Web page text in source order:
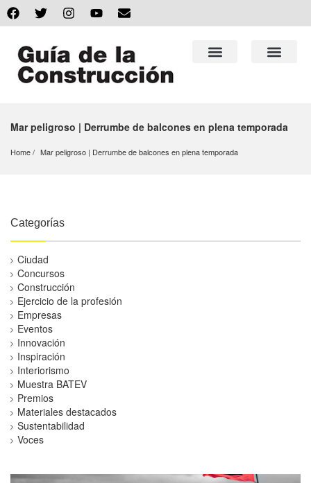
Mar peligroso | Derrumbe de balcones en plena temporada
Home Mar peligroso | Derrumbe de balcones en plena temporada
Categorías
Ciudad
Concursos
Construcción
Ejercicio de la profesión
Empresas
Eventos
Innovación
Inspiración
Interiorismo
Muestra BATEV
Premios
Materiales destacados
Sustentabilidad
Voces